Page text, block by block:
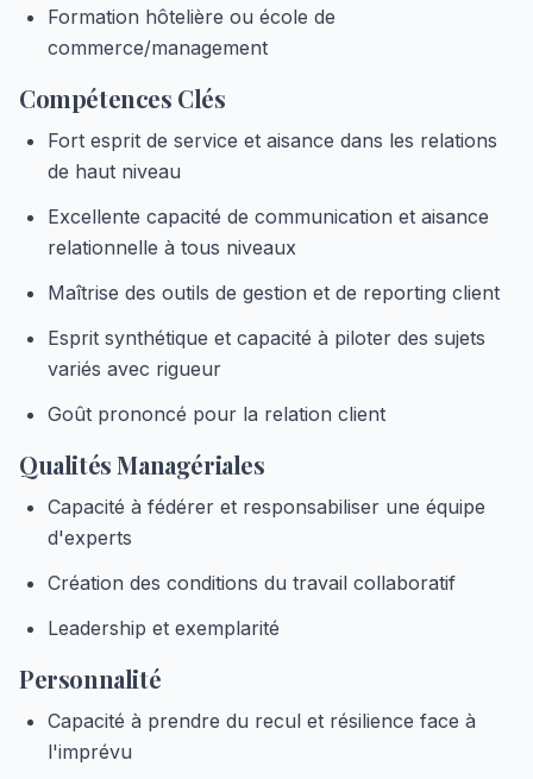
Formation hôtelière ou école de
commerce/management
Compétences Clés
Fort esprit de service et aisance dans les relations
de haut niveau
Excellente capacité de communication et aisance
relationnelle à tous niveaux
Maîtrise des outils de gestion et de reporting client
Esprit synthétique et capacité à piloter des sujets
variés avec rigueur
Goût prononcé pour la relation client
Qualités Managériales
Capacité à fédérer et responsabiliser une équipe
d'experts
Création des conditions du travail collaboratif
Leadership et exemplarité
Personnalité
Capacité à prendre du recul et résilience face à
l'imprévu